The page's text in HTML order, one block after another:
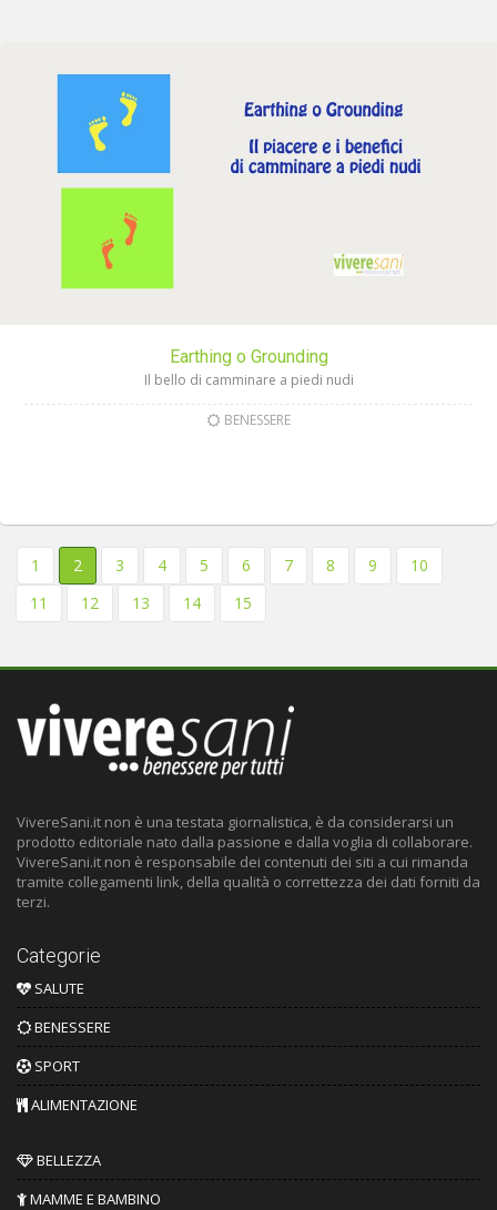
Earthing o Grounding
Il bello di camminare a piedi nudi
BENESSERE
1 2 3 4 5 6 7 8 9
10
11
12 13 14 15
VivereSani.it non è una testata giornalistica, è da considerarsi un
prodotto editoriale nato dalla passione e dalla voglia di collaborare.
VivereSani.it non è responsabile dei contenuti dei siti a cui rimanda
tramite collegamenti link, della qualità o correttezza dei dati forniti da
terzi.
Categorie
SALUTE
BENESSERE
SPORT
ALIMENTAZIONE
BELLEZZA
MAMME E BAMBINO